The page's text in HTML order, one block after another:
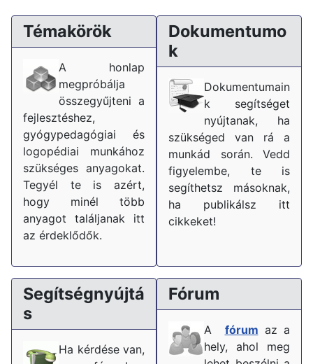
Témakörök
A honlap
megpróbálja
összegyűjteni a
fejlesztéshez,
gyógypedagógiai és
logopédiai munkához
szükséges anyagokat.
Tegyél te is azért,
hogy minél több
anyagot találjanak itt
az érdeklődők.
Dokumentumo
k
Dokumentumain
k segítséget
nyújtanak, ha
szükséged van rá a
munkád során. Vedd
figyelembe, te is
segíthetsz másoknak,
ha publikálsz itt
cikkeket!
Segítségnyújtá
s
Ha kérdése van,
Fórum
A fórum az a
hely, ahol meg